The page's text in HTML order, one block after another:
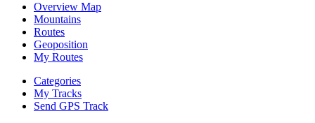
Overview Map
Mountains
Routes
Geoposition
My Routes
Categories
My Tracks
Send GPS Track